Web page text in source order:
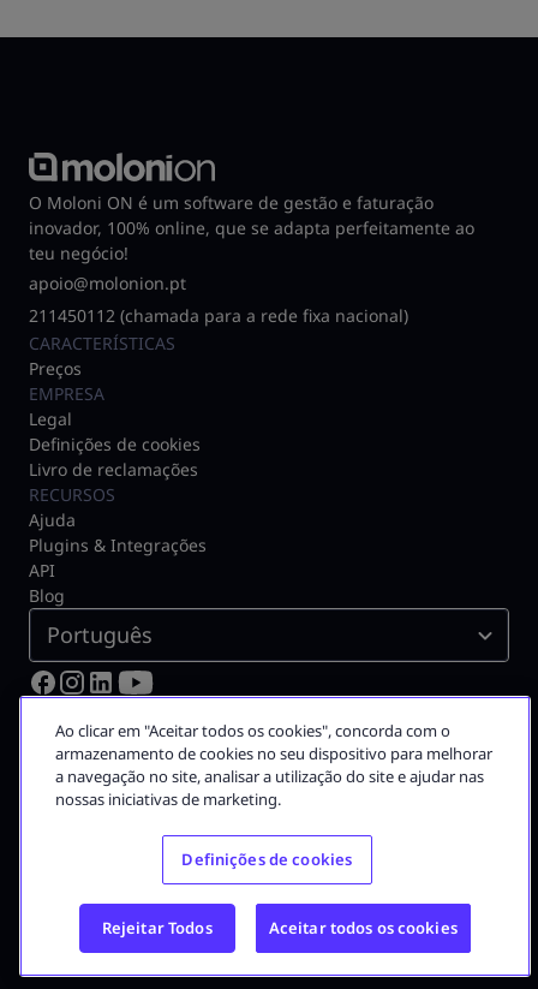
O Moloni ON é um software de gestão e faturação
inovador, 100% online, que se adapta perfeitamente ao
teu negócio!
apoio@molonion.pt
211450112 (chamada para a rede fixa nacional)
CARACTERÍSTICAS
Preços
EMPRESA
Legal
Definições de cookies
Livro de reclamações
RECURSOS
Ajuda
Plugins & Integrações
API
Blog
Português
© 2026 Moloni ON
Certificado pela Autoridade Tributária N.º 3075
A Moloni faz parte dogrupo Visma
Carreira na Visma
Ao clicar em "Aceitar todos os cookies", concorda com o
armazenamento de cookies no seu dispositivo para melhorar
a navegação no site, analisar a utilização do site e ajudar nas
nossas iniciativas de marketing.
Definições de cookies
Rejeitar Todos Aceitar todos os cookies